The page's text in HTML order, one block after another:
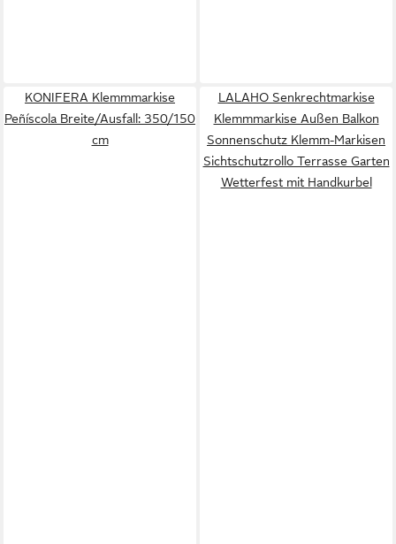
KONIFERA Klemmmarkise
Peñíscola Breite/Ausfall: 350/150
cm
LALAHO Senkrechtmarkise
Klemmmarkise Außen Balkon
Sonnenschutz Klemm-Markisen
Sichtschutzrollo Terrasse Garten
Wetterfest mit Handkurbel